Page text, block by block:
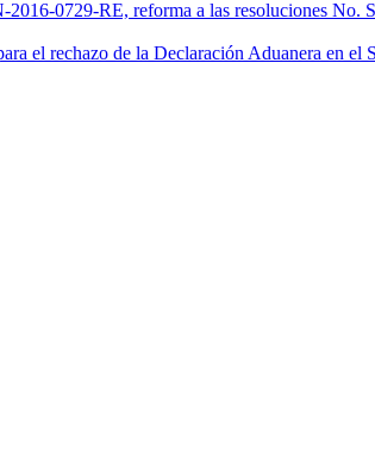
2016-0729-RE, reforma a las resoluciones
el rechazo de la Declaración Aduanera en el